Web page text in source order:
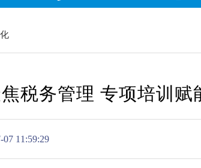
税务管理 专项培训赋
11:59:29